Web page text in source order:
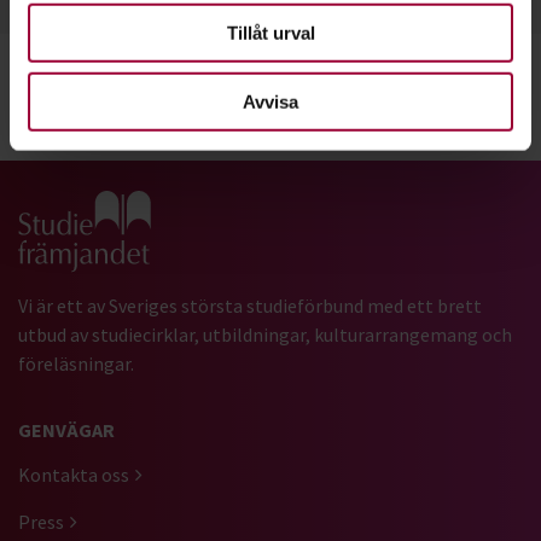
Tillåt urval
Avvisa
Dela: Facebook LinkedIn E-mail
Gå till studiefrämjandets startsida
Vi är ett av Sveriges största studieförbund med ett brett
utbud av studiecirklar, utbildningar, kulturarrangemang och
föreläsningar.
GENVÄGAR
Kontakta oss
Press